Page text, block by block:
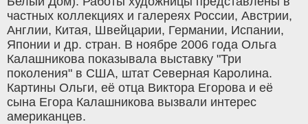
частных коллекциях и галереях России, Австрии,
Англии, Китая, Швейцарии, Германии, Испании,
Японии и др. стран. В ноябре 2006 года Ольга
Калашникова показывала выставку "Три
поколения" в США, штат Северная Каролина.
Картины Ольги, её отца Виктора Егорова и её
сына Егора Калашникова вызвали интерес
американцев.